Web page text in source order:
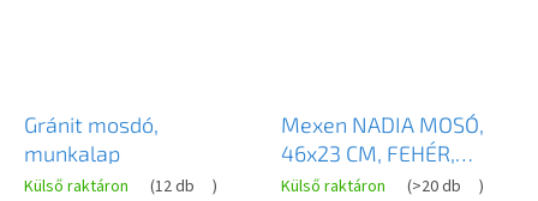
Gránit mosdó,
munkalap
Külső raktáron (12 db )
Mexen NADIA MOSÓ,
46x23 CM, FEHÉR,
21614600
Külső raktáron (>20 db )